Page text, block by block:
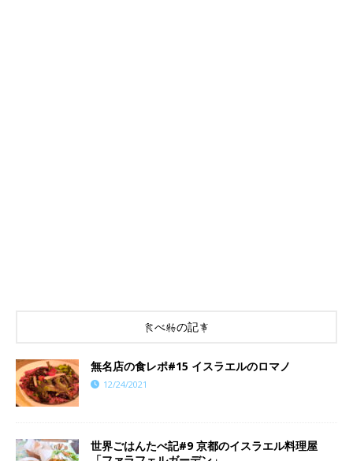
食べ物の記事
​​無名店の食レポ#15 イスラエルのロマノ
12/24/2021
世界ごはんたべ記#9 京都のイスラエル料理屋